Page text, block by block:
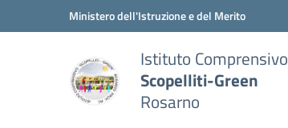
Vai ai contenuti
Vai al menu di navigazioneMinistero dell'Istruzione e del Merito
Istituto Comprensivo
Scopelliti-Green
Rosarno